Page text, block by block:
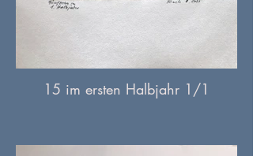
15 im ersten Halbjahr 1/1